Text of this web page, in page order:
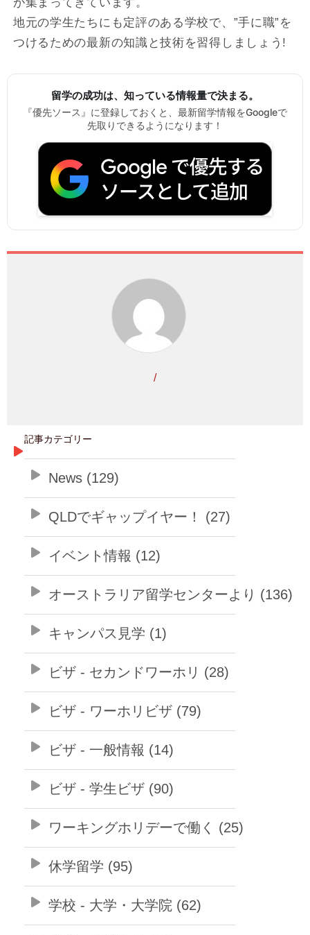
地元の学生たちにも定評のある学校で、”手に職”を
つけるための最新の知識と技術を習得しましょう!
留学の成功は、知っている情報量で決まる。
『優先ソース』に登録しておくと、最新留学情報をGoogleで
先取りできるようになります！
/
記事カテゴリー
News (129)
QLDでギャップイヤー！ (27)
イベント情報 (12)
オーストラリア留学センターより (136)
キャンパス見学 (1)
ビザ - セカンドワーホリ (28)
ビザ - ワーホリビザ (79)
ビザ - 一般情報 (14)
ビザ - 学生ビザ (90)
ワーキングホリデーで働く (25)
休学留学 (95)
学校 - 大学・大学院 (62)